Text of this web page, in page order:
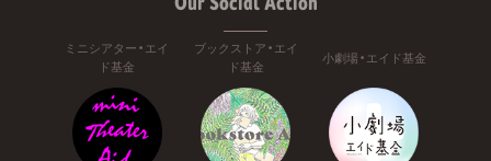
ミニシアター・エイ
ド基金
ブックストア・エイ
ド基金
小劇場・エイド基金